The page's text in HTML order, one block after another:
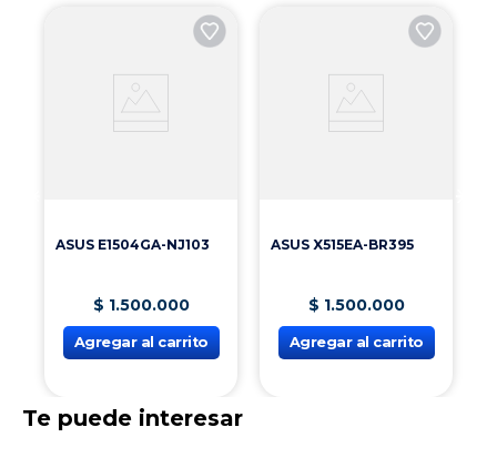
ASUS E1504GA-NJ103
$ 1.500.000
Agregar al carrito
ASUS X515EA-BR395
$ 1.500.000
Agregar al carrito
Te puede interesar